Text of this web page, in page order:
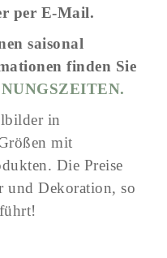
per E-Mail.
saisonal
finden Sie
in
mit
Die Preise
und Dekoration, so